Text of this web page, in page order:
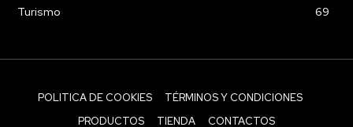
Turismo
69
POLITICA DE COOKIES
TÉRMINOS Y CONDICIONES
PRODUCTOS
TIENDA CONTACTOS